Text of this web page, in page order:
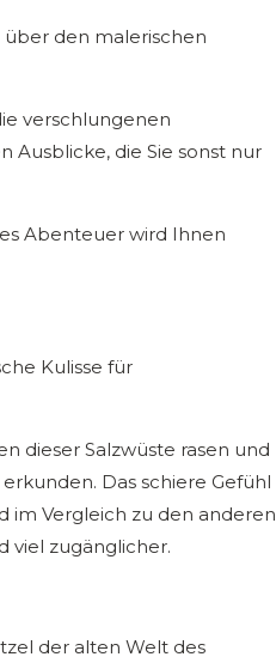
über den malerischen
verschlungenen
Ausblicke, die Sie sonst nur
Abenteuer wird Ihnen
Kulisse für
dieser Salzwüste rasen und
Das schiere Gefühl
im Vergleich zu den anderen
viel zugänglicher.
der alten Welt des